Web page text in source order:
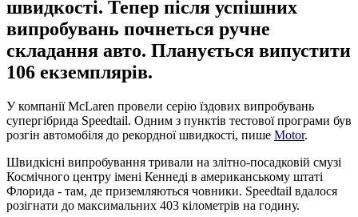
швидкості. Тепер після успішних
випробувань почнеться ручне
складання авто. Планується випустити
106 екземплярів.
У компанії McLaren провели серію їздових випробувань
супергібрида Speedtail. Одним з пунктів тестової програми був
розгін автомобіля до рекордної швидкості, пише Motor.
Швидкісні випробування тривали на злітно-посадковій смузі
Космічного центру імені Кеннеді в американському штаті
Флорида - там, де приземляються човники. Speedtail вдалося
розігнати до максимальних 403 кілометрів на годину.